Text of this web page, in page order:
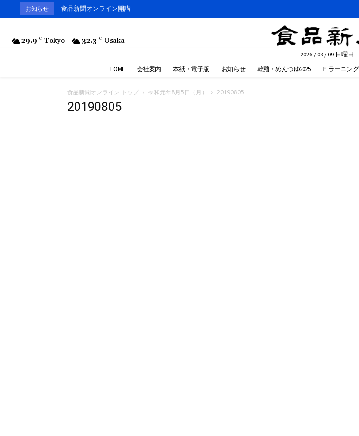
お知らせ 食品新聞オンライン開講
29.9 C Tokyo 32.3 C Osaka
2026 / 08 / 09 日曜日
HOME 会社案内 本紙・電子版 お知らせ 乾麺・めんつゆ2025 Ｅラーニング
食品新聞オンライン トップ 令和元年8月5日（月） 20190805
20190805